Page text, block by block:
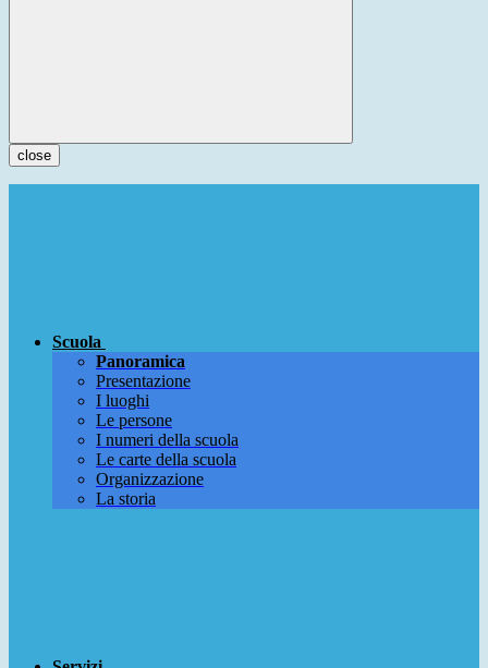
close
Scuola
Panoramica
Presentazione
I luoghi
Le persone
I numeri della scuola
Le carte della scuola
Organizzazione
La storia